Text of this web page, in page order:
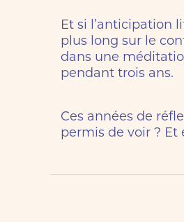
Et si l’anticipation
plus long sur le
dans une
pendant trois ans.
Ces années de
permis de voir ? Et